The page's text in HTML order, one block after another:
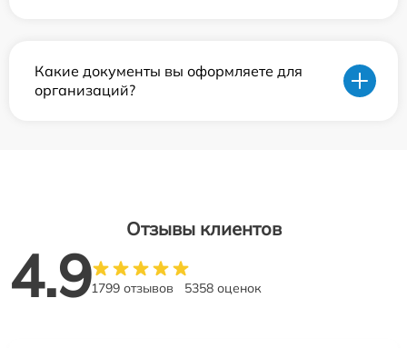
Какие документы вы оформляете для
организаций?
Отзывы клиентов
4.91799 отзывов 5358 оценок